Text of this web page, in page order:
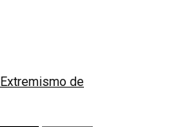
Extremismo de